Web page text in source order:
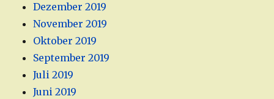
Dezember 2019
November 2019
Oktober 2019
September 2019
Juli 2019
Juni 2019